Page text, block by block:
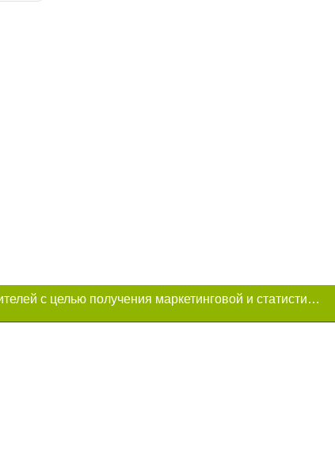
Этот сайт использует «cookies». Также сайт использует интернет-сервис для сбора технических данных касательно посетителей с целью получения маркетинговой и статистической информации. Условия обработки данных посетителей сайта см.